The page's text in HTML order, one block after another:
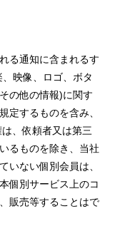
る通知に含まれるす
映像、ロゴ、ボタ
の他の情報)に関す
定するものを含み、
、依頼者⼜は第三
るものを除き、当社
いない個別会員は、
個別サービス上のコ
販売等することはで